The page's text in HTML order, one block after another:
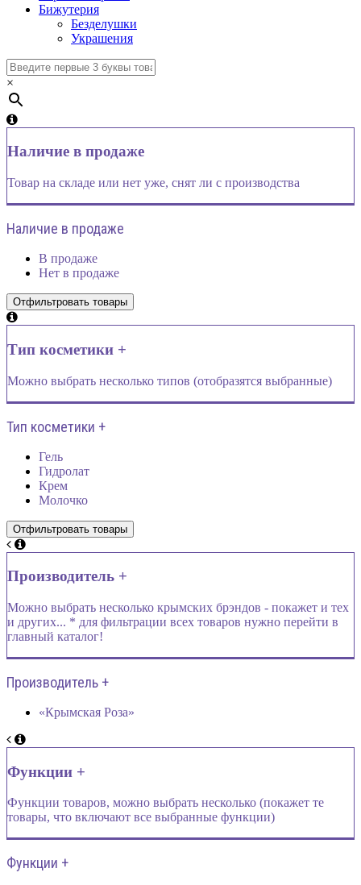
Бижутерия
Безделушки
Украшения
×
Наличие в продаже
Товар на складе или нет уже, снят ли с производства
Наличие в продаже
В продаже
Нет в продаже
Тип косметики +
Можно выбрать несколько типов (отобразятся выбранные)
Тип косметики +
Гель
Гидролат
Крем
Молочко
Производитель +
Можно выбрать несколько крымских брэндов - покажет и тех
и других... * для фильтрации всех товаров нужно перейти в
главный каталог!
Производитель +
«Крымская Роза»
Функции +
Функции товаров, можно выбрать несколько (покажет те
товары, что включают все выбранные функции)
Функции +